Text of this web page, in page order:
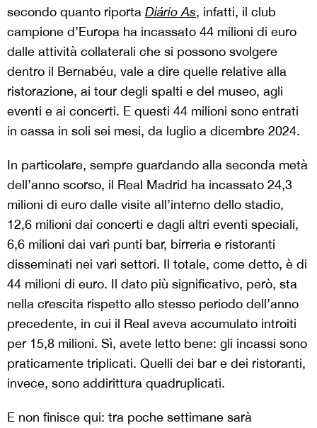
secondo quanto riporta Diário As, infatti, il club
campione d’Europa ha incassato 44 milioni di euro
dalle attività collaterali che si possono svolgere
dentro il Bernabéu, vale a dire quelle relative alla
ristorazione, ai tour degli spalti e del museo, agli
eventi e ai concerti. E questi 44 milioni sono entrati
in cassa in soli sei mesi, da luglio a dicembre 2024.
In particolare, sempre guardando alla seconda metà
dell’anno scorso, il Real Madrid ha incassato 24,3
milioni di euro dalle visite all’interno dello stadio,
12,6 milioni dai concerti e dagli altri eventi speciali,
6,6 milioni dai vari punti bar, birreria e ristoranti
disseminati nei vari settori. Il totale, come detto, è di
44 milioni di euro. Il dato più significativo, però, sta
nella crescita rispetto allo stesso periodo dell’anno
precedente, in cui il Real aveva accumulato introiti
per 15,8 milioni. Sì, avete letto bene: gli incassi sono
praticamente triplicati. Quelli dei bar e dei ristoranti,
invece, sono addirittura quadruplicati.
E non finisce qui: tra poche settimane sarà